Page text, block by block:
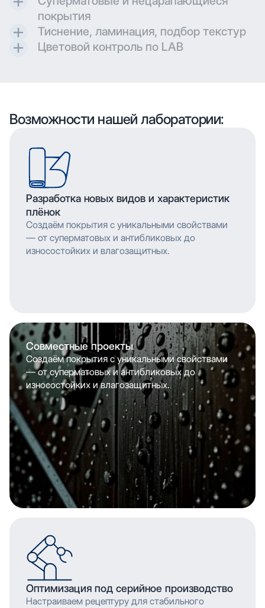
Контроль и разработка технических параметров
для гравировки позволяют максимально
воссоздавать дизайн при печати.
покрытия
Создаем матовые и суперматовые поверхности с
дополнительной защитой для трендовых
Тиснение, ламинация, подбор текстур
Применяем технологию глубокой печати с
долговечность изображения.
Цветовой контроль по LAB
мельчайшими деталями. Многослойное нанесение
обеспечивает насыщенность цвета и
Возможности нашей лаборатории:
Разработка новых видов и характеристик
плёнок
Создаём покрытия с уникальными свойствами
— от суперматовых и антибликовых до
износостойких и влагозащитных.
Совместные проекты
Создаём покрытия с уникальными свойствами
— от суперматовых и антибликовых до
износостойких и влагозащитных.
Оптимизация под серийное производство
Настраиваем рецептуру для стабильного